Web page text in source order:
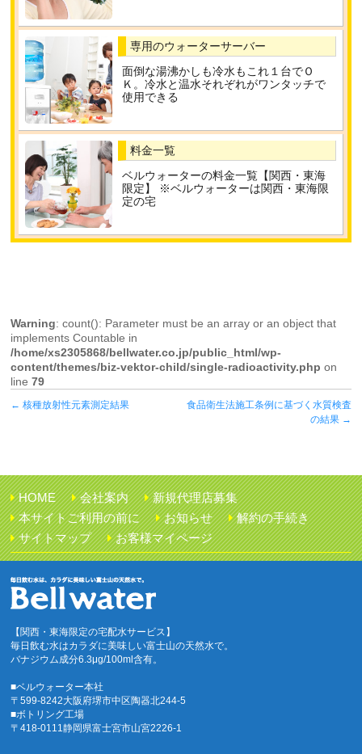
専用のウォーターサーバー
面倒な湯沸かしも冷水もこれ１台でＯ
Ｋ。冷水と温水それぞれがワンタッチで
使用できる
料金一覧
ベルウォーターの料金一覧【関西・東海
限定】 ※ベルウォーターは関西・東海限
定の宅
Warning: count(): Parameter must be an array or an object that
implements Countable in
/home/xs2305868/bellwater.co.jp/public_html/wp-
content/themes/biz-vektor-child/single-radioactivity.php on
line79
← 核種放射性元素測定結果
食品衛生法施工条例に基づく水質検査
の結果 →
HOME 会社案内
新規代理店募集
本サイトご利用の前に
お知らせ
解約の手続き
サイトマップ
お客様マイページ
【関西・東海限定の宅配水サービス】
毎日飲む水はカラダに美味しい富士山の天然水で。
バナジウム成分6.3μg/100ml含有。
■ベルウォーター本社
〒599-8242大阪府堺市中区陶器北244-5
■ボトリング工場
〒418-0111静岡県富士宮市山宮2226-1